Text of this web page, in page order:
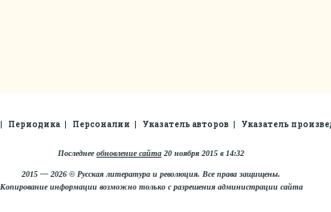
Периодика Персоналии Указатель авторов Указатель
Последнееобновление сайта 20 ноября 2015 в 14:32
2015 — 2026 © Русская литература и революция. Все права защищены.
Копирование информации возможно только с разрешения администрации сайта